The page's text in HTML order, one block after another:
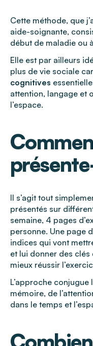
Cette méthode, que
aide-soignante,
début de maladie ou
Elle est par ailleurs
plus de vie sociale
cognitives
attention, langage et
l’espace.
Il s’agit tout
présentés sur
semaine, 4 pages
personne. Une page
indices qui vont
et lui donner des
mieux réussir
L’approche conjugue
mémoire, de
dans le temps et